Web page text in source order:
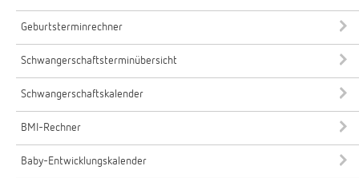
Geburtsterminrechner
Schwangerschaftsterminübersicht
Schwangerschaftskalender
BMI-Rechner
Baby-Entwicklungskalender